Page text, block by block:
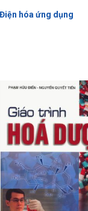
Điện hóa ứng dụng